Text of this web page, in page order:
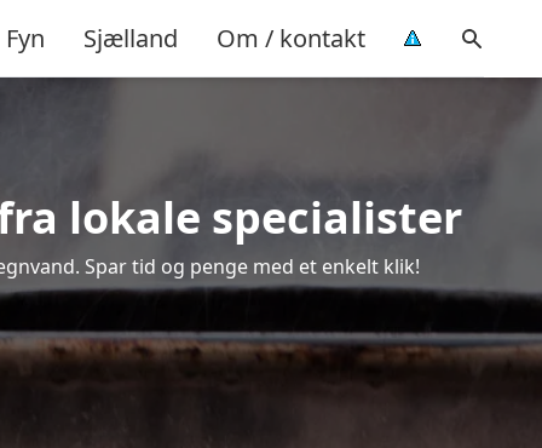
Fyn Sjælland Om / kontakt
lokale specialister
Spar tid og penge med et enkelt klik!